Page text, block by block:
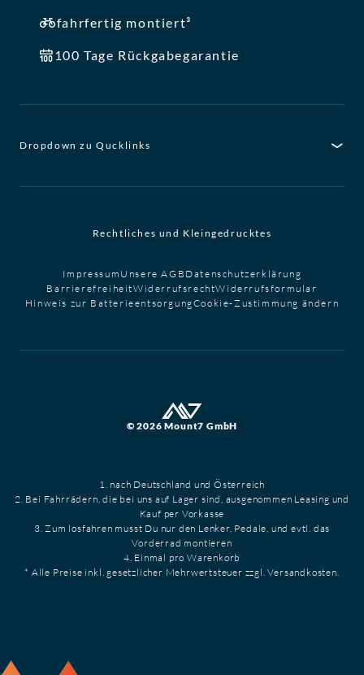
fahrfertig montiert³
100 Tage Rückgabegarantie
Dropdown zu Qucklinks
Rechtliches und Kleingedrucktes
Impressum Unsere AGB Datenschutzerklärung
BarrierefreiheitWiderrufsrechtWiderrufsformular
Hinweis zur BatterieentsorgungCookie-Zustimmung ändern
© 2026 Mount7 GmbH
1. nach Deutschland und Österreich
2. Bei Fahrrädern, die bei uns auf Lager sind, ausgenommen Leasing und
Kauf per Vorkasse
3. Zum losfahren musst Du nur den Lenker, Pedale, und evtl. das
Vorderrad montieren
4. Einmal pro Warenkorb
* Alle Preise inkl. gesetzlicher Mehrwertsteuer zzgl. Versandkosten.